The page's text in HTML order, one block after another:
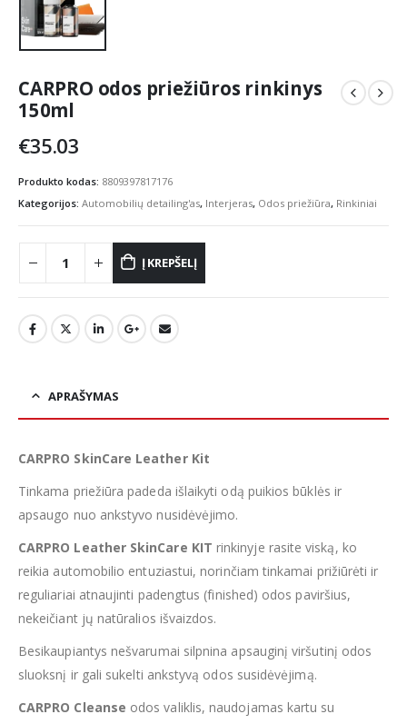
CARPRO odos priežiūros rinkinys
150ml
€35.03
Produkto kodas: 8809397817176
Kategorijos: Automobilių detailing'as, Interjeras, Odos priežiūra, Rinkiniai
Į KREPŠELĮ
APRAŠYMAS
CARPRO SkinCare Leather Kit
Tinkama priežiūra padeda išlaikyti odą puikios būklės ir
apsaugo nuo ankstyvo nusidėvėjimo.
CARPRO Leather SkinCare KIT rinkinyje rasite viską, ko
reikia automobilio entuziastui, norinčiam tinkamai prižiūrėti ir
reguliariai atnaujinti padengtus (finished) odos paviršius,
nekeičiant jų natūralios išvaizdos.
Besikaupiantys nešvarumai silpnina apsauginį viršutinį odos
sluoksnį ir gali sukelti ankstyvą odos susidėvėjimą.
CARPRO Cleanse odos valiklis, naudojamas kartu su